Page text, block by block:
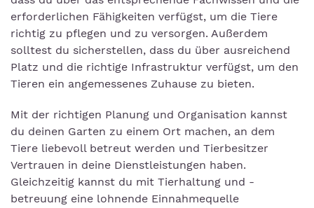
erforderlichen Fähigkeiten verfügst, um die Tiere
richtig zu pflegen und zu versorgen. Außerdem
solltest du sicherstellen, dass du über ausreichend
Platz und die richtige Infrastruktur verfügst, um den
Tieren ein angemessenes Zuhause zu bieten.
Mit der richtigen Planung und Organisation kannst
du deinen Garten zu einem Ort machen, an dem
Tiere liebevoll betreut werden und Tierbesitzer
Vertrauen in deine Dienstleistungen haben.
Gleichzeitig kannst du mit Tierhaltung und -
betreuung eine lohnende Einnahmequelle